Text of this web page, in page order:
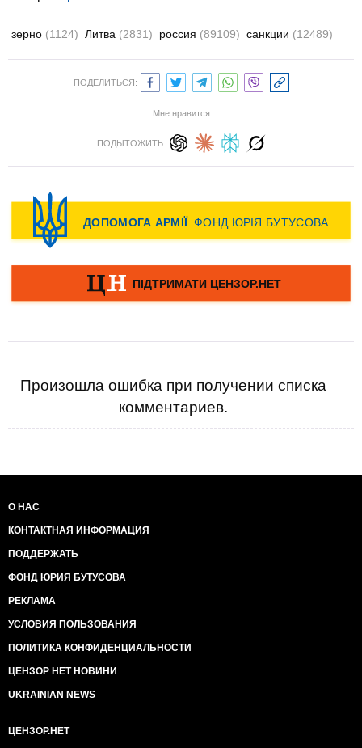
зерно (1124) Литва (2831) россия (89109) санкции (12489)
ПОДЕЛИТЬСЯ:
Мне нравится
ПОДЫТОЖИТЬ:
Произошла ошибка при получении списка
комментариев.
О НАС
КОНТАКТНАЯ ИНФОРМАЦИЯ
ПОДДЕРЖАТЬ
ФОНД ЮРИЯ БУТУСОВА
РЕКЛАМА
УСЛОВИЯ ПОЛЬЗОВАНИЯ
ПОЛИТИКА КОНФИДЕНЦИАЛЬНОСТИ
ЦЕНЗОР НЕТ НОВИНИ
UKRAINIAN NEWS
ЦЕНЗОР.НЕТ